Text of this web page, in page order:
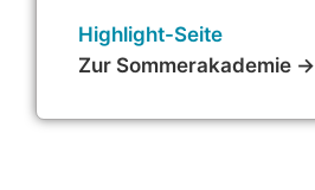
Highlight-Seite
Zur Sommerakademie →